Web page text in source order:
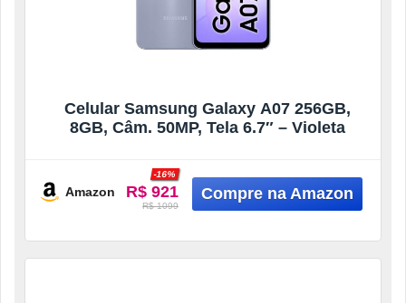
Celular Samsung Galaxy A07 256GB,
8GB, Câm. 50MP, Tela 6.7″ – Violeta
Amazon R$ 921
-16%
R$ 1099